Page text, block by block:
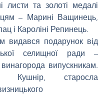
листи та золоті медалі
– Марині Ващинець,
і Кароліні Репинець.
видався подарунок від
селищної ради –
випускникам.
Кушнір, старосла